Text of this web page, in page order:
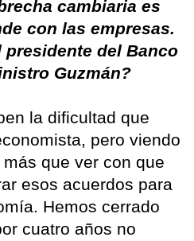
cambiaria es
con las empresas.
del Banco
Guzmán?
la dificultad que
pero viendo
que ver con que
esos acuerdos para
Hemos cerrado
cuatro años no